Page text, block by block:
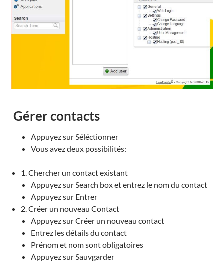
Gérer contacts
Appuyez sur Séléctionner
Vous avez deux possibilités:
1. Chercher un contact existant
Appuyez sur Search box et entrez le nom du contact
Appuyez sur Entrer
2. Créer un nouveau Contact
Appuyez sur Créer un nouveau contact
Entrez les détails du contact
Prénom et nom sont obligatoires
Appuyez sur Sauvgarder